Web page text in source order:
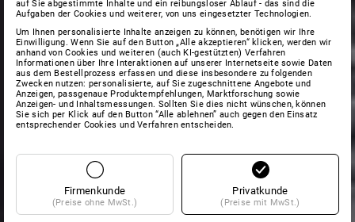
auf Sie abgestimmte Inhalte und ein reibungsloser Ablauf - das sind die
Aufgaben der Cookies und weiterer, von uns eingesetzter Technologien.
Um Ihnen personalisierte Inhalte anzeigen zu können, benötigen wir Ihre
Einwilligung. Wenn Sie auf den Button „Alle akzeptieren“ klicken, werden wir
anhand von Cookies und weiteren (auch KI-gestützten) Verfahren
Informationen über Ihre Interaktionen auf unserer Internetseite sowie Daten
aus dem Bestellprozess erfassen und diese insbesondere zu folgenden
Zwecken nutzen: personalisierte, auf Sie zugeschnittene Angebote und
Anzeigen, passgenaue Produktempfehlungen, Marktforschung sowie
Anzeigen- und Inhaltsmessungen. Sollten Sie dies nicht wünschen, können
Sie sich per Klick auf den Button “Alle ablehnen” auch gegen den Einsatz
entsprechender Cookies und Verfahren entscheiden.
Firmenkunde
(Preise ohne MwSt.)
Privatkunde
(Preise mit MwSt.)